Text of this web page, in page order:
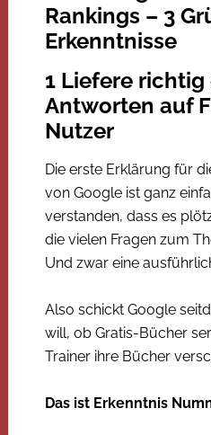
Rankings – 3
Erkenntnisse
1 Liefere
Antworten auf
Nutzer
Die erste Erklärung für
von Google ist ganz
verstanden, dass es
die vielen Fragen zum
Und zwar eine
Also schickt Google
will, ob Gratis-Bücher
Trainer ihre Bücher
Das ist Erkenntnis